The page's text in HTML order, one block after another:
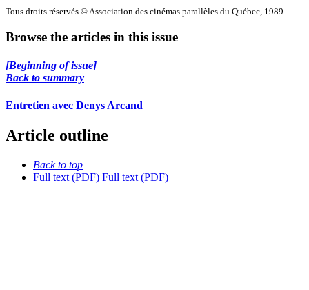
Tous droits réservés © Association des cinémas parallèles du Québec, 1989
Browse the articles in this issue
[Beginning of issue]
Back to summary
Entretien avec Denys Arcand
Article outline
Back to top
Full text (PDF) Full text (PDF)